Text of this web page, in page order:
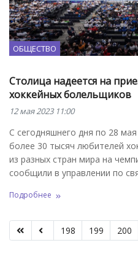
ОБЩЕСТВО
Столица надеется на
хоккейных болельщиков
12 мая 2023 11:00
С сегодняшнего дня по 28
более 30 тысяч любителей
из разных стран мира на
сообщили в управлении по
Подробнее
198 199 200